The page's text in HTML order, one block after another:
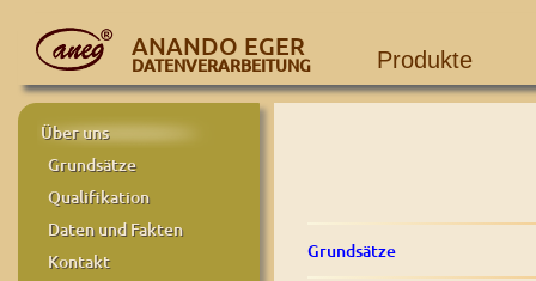
ANANDO EGER
DATENVERARBEITUNG Produkte
Über uns
Grundsätze
Qualifikation
Daten und Fakten
Kontakt
Grundsätze